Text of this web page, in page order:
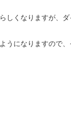
くなりますが、ダ
になりますので、